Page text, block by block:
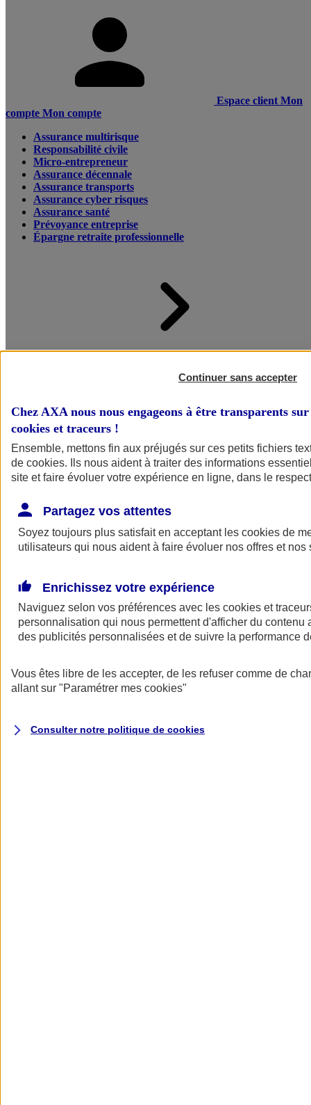
Espace client Mon
compte Mon compte
Assurance multirisque
Responsabilité civile
Micro-entrepreneur
Assurance décennale
Assurance transports
Assurance cyber risques
Assurance santé
Prévoyance entreprise
Épargne retraite professionnelle
Accueil
Épargne retraite professionnelle
Nos solution Épargne Retraite
Continuer sans accepter
Chez AXA nous nous engageons à être transparents
cookies et traceurs !
Ensemble, mettons fin aux préjugés sur ces petits fichiers
de cookies. Ils nous aident à traiter des informations
site et faire évoluer votre expérience en ligne, dans le
Partagez vos attentes
Soyez toujours plus satisfait en acceptant les cookies de
utilisateurs qui nous aident à faire évoluer nos offres et nos
Enrichissez votre expérience
Naviguez selon vos préférences avec les cookies et
personnalisation qui nous permettent d'afficher du contenu
des publicités personnalisées et de suivre la performance
Vous êtes libre de les accepter, de les refuser comme de
allant sur "Paramétrer mes cookies"
Consulter notre politique de cookies